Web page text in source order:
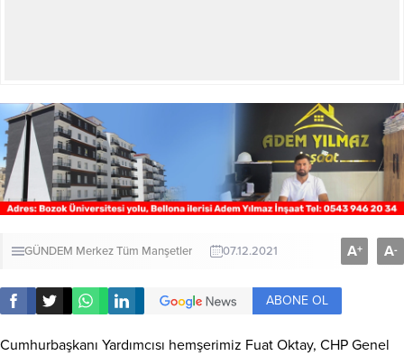
GÜNDEM MerkezTüm Manşetler 07.12.2021 A+ A-
ABONE OL
Cumhurbaşkanı Yardımcısı hemşerimiz Fuat Oktay, CHP Genel